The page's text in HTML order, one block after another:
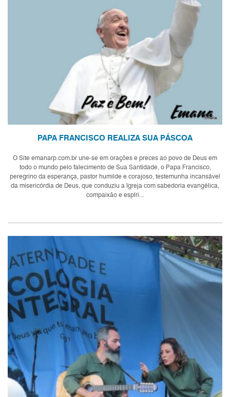
PAPA FRANCISCO REALIZA SUA PÁSCOA
O Site emanarp.com.br une-se em orações e preces ao povo de Deus em
todo o mundo pelo falecimento de Sua Santidade, o Papa Francisco,
peregrino da esperança, pastor humilde e corajoso, testemunha incansável
da misericórdia de Deus, que conduziu a Igreja com sabedoria evangélica,
compaixão e espíri...